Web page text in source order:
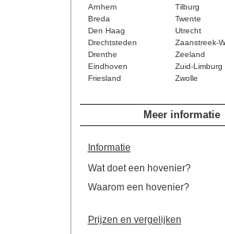
Arnhem
Tilburg
Breda
Twente
Den Haag
Utrecht
Drechtsteden
Zaanstreek-
Drenthe
Zeeland
Eindhoven
Zuid-Limburg
Friesland
Zwolle
Meer informatie
Informatie
Wat doet een hovenier?
Waarom een hovenier?
Prijzen en vergelijken